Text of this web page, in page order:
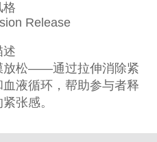
格
Release
述
放松——通过拉伸消除紧
液循环，帮助参与者释
张感。